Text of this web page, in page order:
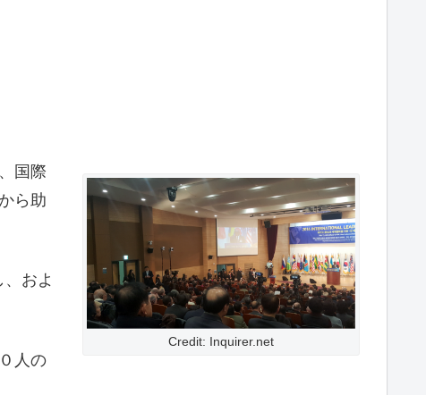
Credit: Inquirer.net
国際
ら助
およ
人の